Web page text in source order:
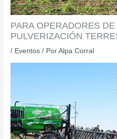
PARA OPERADORES
PULVERIZACIÓN
/ Eventos / PorAlpa Corral